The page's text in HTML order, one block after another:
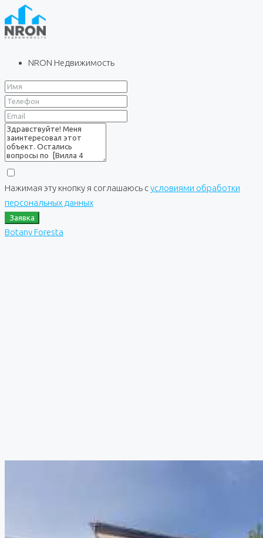
NRON Недвижимость
Нажимая эту кнопку я соглашаюсь сусловиями обработки
персональных данных
Заявка
Botany Foresta